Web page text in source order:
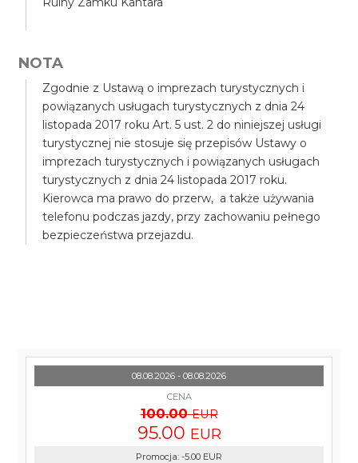
NOTA
Zgodnie z Ustawą o imprezach turystycznych i
powiązanych usługach turystycznych z dnia 24
listopada 2017 roku Art. 5 ust. 2 do niniejszej usługi
turystycznej nie stosuje się przepisów Ustawy o
imprezach turystycznych i powiązanych usługach
turystycznych z dnia 24 listopada 2017 roku.
Kierowca ma prawo do przerw, a także używania
telefonu podczas jazdy, przy zachowaniu pełnego
bezpieczeństwa przejazdu.
08.08.2026 - 08.08.2026
CENA
100.00 EUR
95.00 EUR
Promocja: -5.00 EUR